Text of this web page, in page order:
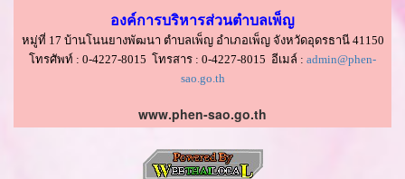
องค์การบริหารส่วนตำบลเพ็ญ
หมู่ที่ 17 บ้านโนนยางพัฒนา ตำบลเพ็ญ อำเภอเพ็ญ จังหวัดอุดรธานี 41150
โทรศัพท์ : 0-4227-8015 โทรสาร : 0-4227-8015 อีเมล์ : admin@phen-
sao.go.th
www.phen-sao.go.th